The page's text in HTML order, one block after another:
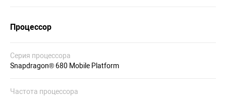
Процессор
Серия процессора
Snapdragon® 680 Mobile Platform
Частота процессора